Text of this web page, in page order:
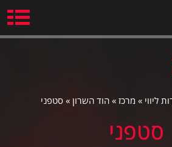
ליווי » מרכז » הוד השרון » סטפני
סטפני